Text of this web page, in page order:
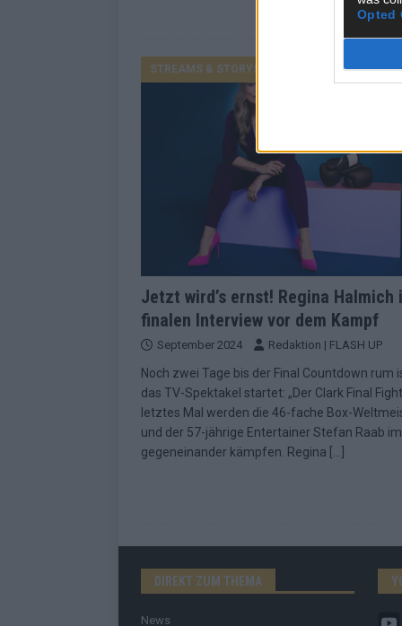
Opted
STREAMS & STORYS
Jetzt wird’s ernst! Regina Halmich
finalen Interview vor dem Kampf
September 2024 Redaktion | FLASH UP
Noch zwei Tage bis der Final Countdown rum
das TV-Spektakel startet: „Der Clark Final
letztes Mal werden die 46-fache Box-
und der 57-jährige Entertainer Stefan Raab
gegeneinander kämpfen. Regina
DIREKT ZUM THEMA
News